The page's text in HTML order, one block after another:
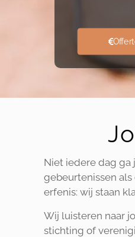
Niet iedere dag ga
gebeurtenissen
erfenis: wij staan
Wij luisteren naar
stichting of